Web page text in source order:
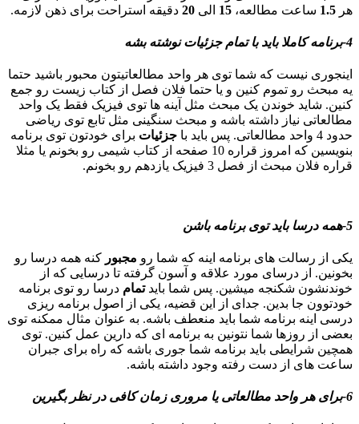
هر 1.5 ساعت مطالعه، 15 الی 20 دقیقه استراحت برای ذهن لازمه.
4-برنامه کاملا باید با تمام جزئیات نوشته بشه
اینجوری نیست که شما توی هر واحد مطالعاتیتون محبور باشید حتما
یه مبحث رو تموم کنین و یا حتما فلان فصل از کتاب زیست رو جمع
کنین. شاید خوندن یک مبحث مثل آینه ها توی فیزیک فقط یک واحد
مطالعاتی نیاز داشته باشه و مبحث سنگینی مثل تابع توی ریاضی
حدود 4 واحد مطالعاتی. پس باید با
جزئیات برای خودتون توی برنامه
بنویسین که امروز قراره 10 صفحه از کتاب شیمی رو بخونم یا مثلا
قراره فلان مبحث از فصل 3 فیزیک یازدهم رو بخونم.
5-همه درسا باید توی برنامه باشن
یکی از رسالت های برنامه اینه که شما رو مجبور کنه همه درسا رو
بخونین. از درسای مورد علاقه و آسون گرفته تا درسایی که از
خوندنشون شکنجه میشین. پس شما بایدتمام درسا رو توی برنامه
خودتوون جا بدین. جدای از این قضیه، یکی از اصول برنامه ریزی
درسی اینه برنامه شما باید منعطف باشه. به عنوان مثال ممکنه توی
بعضی از روزها شما نتونین به برنامه ای که دارین عمل کنین. توی
همچین شرایطی باید برنامه شما جوری باشه که راه برای جبران
ساعت های از دست رفته وجود داشته باشه.
6-برای هر واحد مطالعاتی یا مروری زمان کافی در نظر بگیرین